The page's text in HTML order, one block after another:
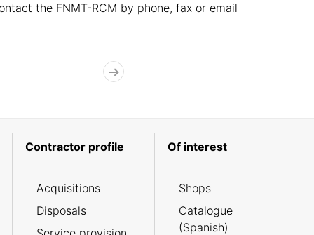
the FNMT-RCM by phone, fax or email
Contractor profile
Acquisitions
Disposals
Of interest
Shops
Catalogue
(Spanish)